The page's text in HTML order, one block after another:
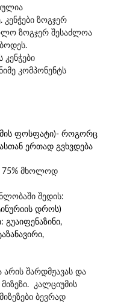
ზოგჯერ
ზოგჯერ შესაძლოა
კომპონენტს
ფოსფატი)- როგორც
ერთად გვხვდება
75% მხოლოდ
შედის:
დროს)
გუაიფენაზინი,
შარდმჟავას და
მიზეზი. კალციუმის
ბევრად